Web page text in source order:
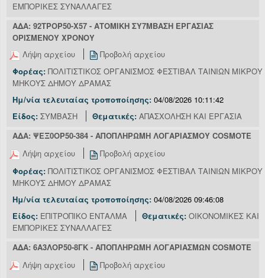
ΕΜΠΟΡΙΚΕΣ ΣΥΝΑΛΛΑΓΕΣ
ΑΔΑ: 92ΤΡΟΡ50-Χ57 - ΑΤΟΜΙΚΗ ΣΥ7ΜΒΑΣΗ ΕΡΓΑΣΙΑΣ
ΟΡΙΣΜΕΝΟΥ ΧΡΟΝΟΥ
Λήψη αρχείου
Προβολή αρχείου
Φορέας: ΠΟΛΙΤΙΣΤΙΚΟΣ ΟΡΓΑΝΙΣΜΟΣ ΦΕΣΤΙΒΑΛ ΤΑΙΝΙΩΝ ΜΙΚΡΟΥ
ΜΗΚΟΥΣ ΔΗΜΟΥ ΔΡΑΜΑΣ
Ημ/νία τελευταίας τροποποίησης: 04/08/2026 10:11:42
Είδος: ΣΥΜΒΑΣΗ Θεματικές: ΑΠΑΣΧΟΛΗΣΗ ΚΑΙ ΕΡΓΑΣΙΑ
ΑΔΑ: ΨΕΞ0ΟΡ50-384 - ΑΠΟΠΛΗΡΩΜΗ ΛΟΓΑΡΙΑΣΜΟΥ COSMOTE
Λήψη αρχείου
Προβολή αρχείου
Φορέας: ΠΟΛΙΤΙΣΤΙΚΟΣ ΟΡΓΑΝΙΣΜΟΣ ΦΕΣΤΙΒΑΛ ΤΑΙΝΙΩΝ ΜΙΚΡΟΥ
ΜΗΚΟΥΣ ΔΗΜΟΥ ΔΡΑΜΑΣ
Ημ/νία τελευταίας τροποποίησης: 04/08/2026 09:46:08
Είδος: ΕΠΙΤΡΟΠΙΚΟ ΕΝΤΑΛΜΑ Θεματικές: ΟΙΚΟΝΟΜΙΚΕΣ ΚΑΙ
ΕΜΠΟΡΙΚΕΣ ΣΥΝΑΛΛΑΓΕΣ
ΑΔΑ: 6Α3ΛΟΡ50-8ΓΚ - ΑΠΟΠΛΗΡΩΜΗ ΛΟΓΑΡΙΑΣΜΩΝ COSMOTE
Λήψη αρχείου
Προβολή αρχείου